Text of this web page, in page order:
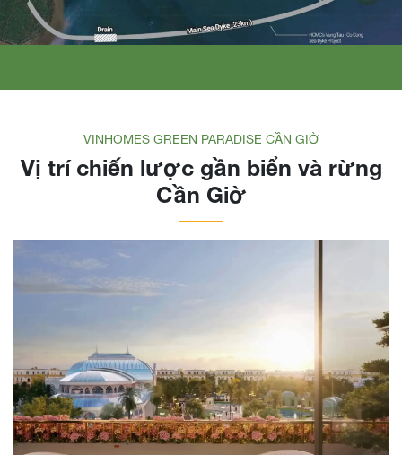
VINHOMES GREEN PARADISE CẦN GIỜ
Vị trí chiến lược gần biển và rừng
Cần Giờ